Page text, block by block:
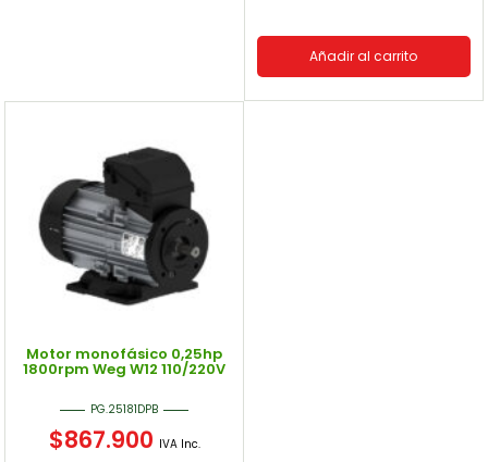
Añadir al carrito
Motor monofásico 0,25hp
1800rpm Weg W12 110/220V
PG.25181DPB
$867.900 IVA Inc.